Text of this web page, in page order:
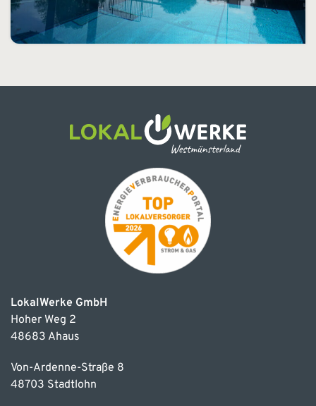
LokalWerke GmbH
Hoher Weg 2
48683 Ahaus
Von-Ardenne-Straße 8
48703 Stadtlohn